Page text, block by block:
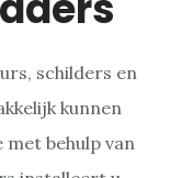
schilders en
kunnen
met behulp van